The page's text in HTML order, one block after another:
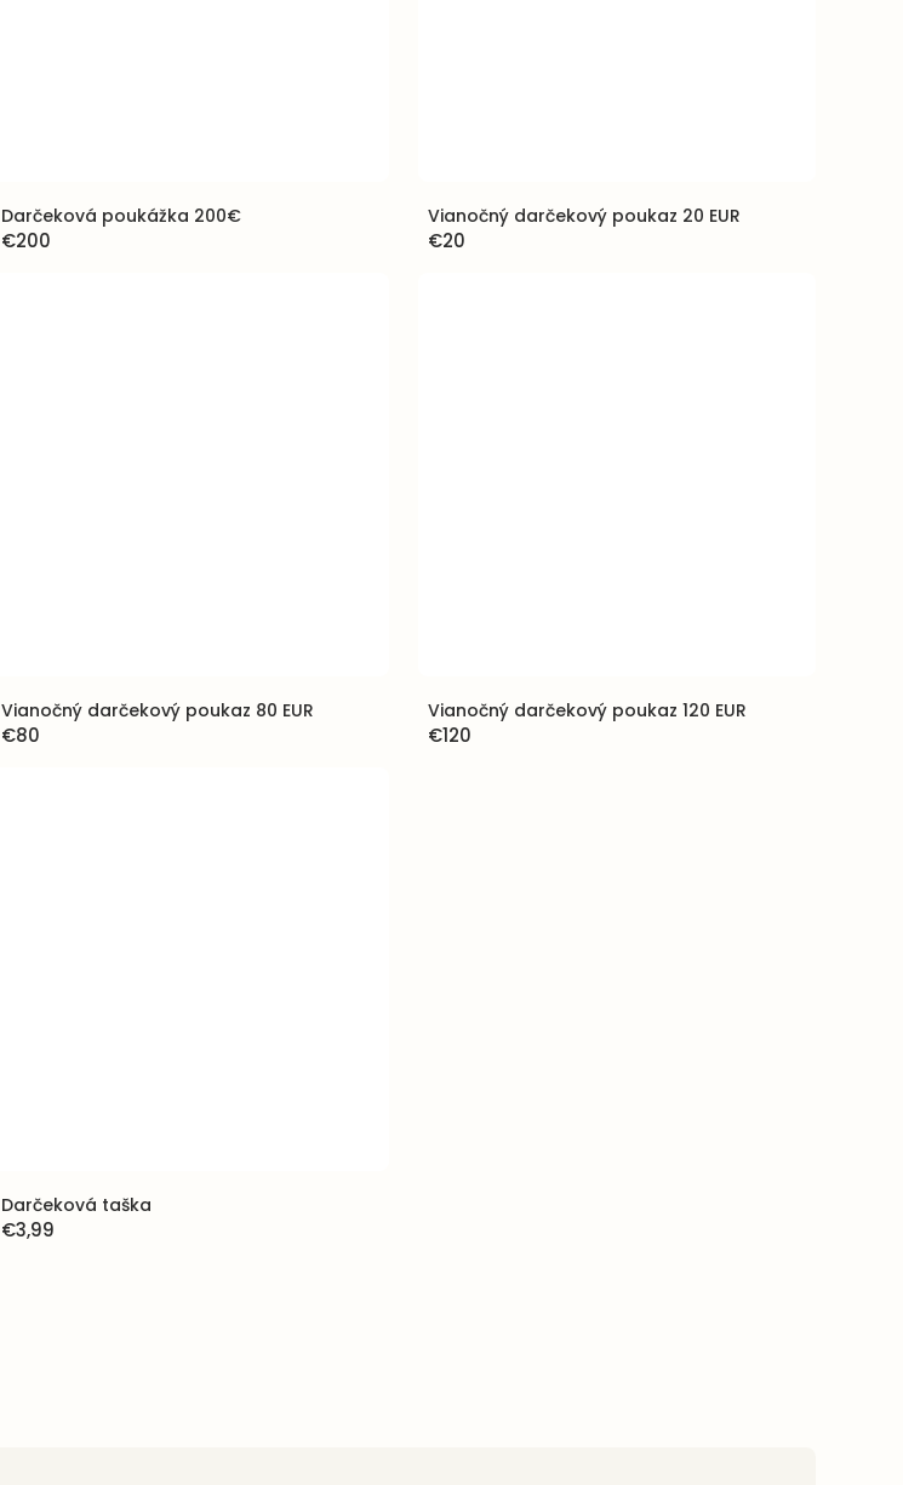
Darčeková poukážka 200€
€200
Vianočný darčekový poukaz 20 EUR
€20
Vianočný darčekový poukaz 80 EUR
€80
Vianočný darčekový poukaz 120 EUR
€120
Darčeková taška
€3,99